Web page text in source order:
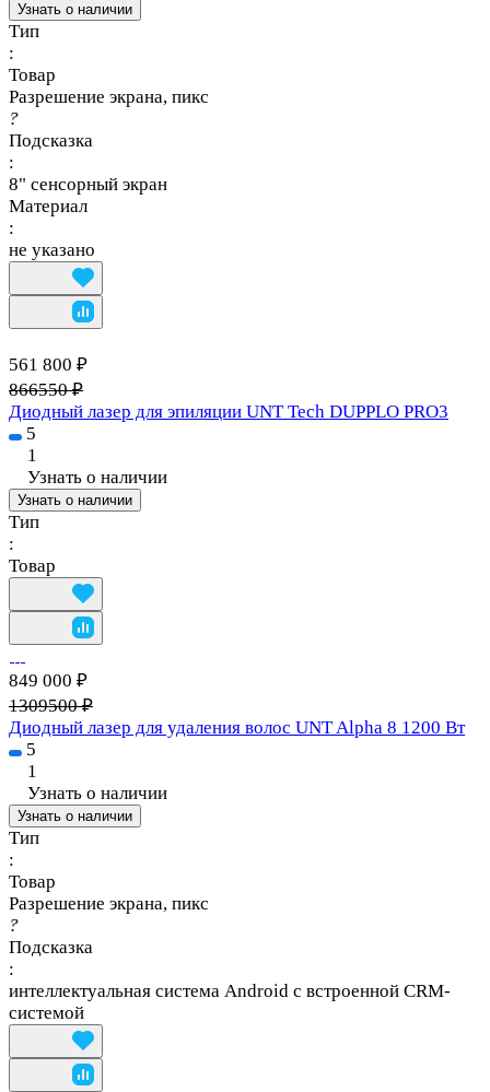
Узнать о наличии
Тип
:
Товар
Разрешение экрана, пикс
?
Подсказка
:
8" сенсорный экран
Материал
:
не указано
561 800 ₽
866550 ₽
Диодный лазер для эпиляции UNT Tech DUPPLO PRO3
5
1
Узнать о наличии
Узнать о наличии
Тип
:
Товар
849 000 ₽
1309500 ₽
Диодный лазер для удаления волос UNT Alpha 8 1200 Вт
5
1
Узнать о наличии
Узнать о наличии
Тип
:
Товар
Разрешение экрана, пикс
?
Подсказка
:
интеллектуальная система Android с встроенной CRM-
системой